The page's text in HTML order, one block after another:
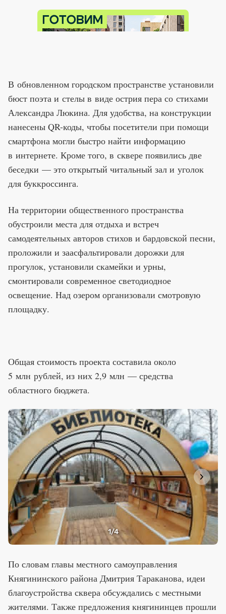
В обновленном городском пространстве установили
бюст поэта и стелы в виде острия пера со стихами
Александра Люкина. Для удобства, на конструкции
нанесены QR-коды, чтобы посетители при помощи
смартфона могли быстро найти информацию
в интернете. Кроме того, в сквере появились две
беседки — это открытый читальный зал и уголок
для буккроссинга.
На территории общественного пространства
обустроили места для отдыха и встреч
самодеятельных авторов стихов и бардовской песни,
проложили и заасфальтировали дорожки для
прогулок, установили скамейки и урны,
смонтировали современное светодиодное
освещение. Над озером организовали смотровую
площадку.
Общая стоимость проекта составила около
5 млн рублей, из них 2,9 млн — средства
областного бюджета.
1/4
По словам главы местного самоуправления
Княгининского района Дмитрия Тараканова, идеи
благоустройства сквера обсуждались с местными
жителями. Также предложения княгининцев прошли